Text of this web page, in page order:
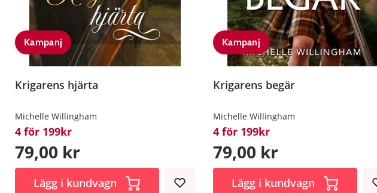
Kampanj
Krigarens hjärta
Michelle Willingham
4 för 199kr
79,00 kr
Lägg i kundvagn
Kampanj
Krigarens begär
Michelle Willingham
4 för 199kr
79,00 kr
Lägg i kundvagn